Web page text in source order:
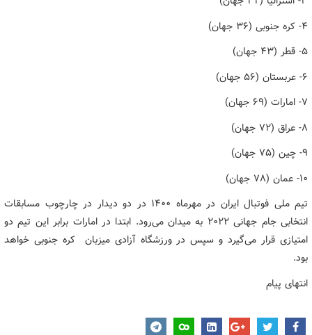
۴- کره جنوبی (۳۶ جهان)
۵- قطر (۴۳ جهان)
۶- عربستان (۵۶ جهان)
۷- امارات (۶۹ جهان)
۸- عراق (۷۲ جهان)
۹- چین (۷۵ جهان)
۱۰- عمان (۷۸ جهان)
تیم ملی فوتبال ایران در مهرماه ۱۴۰۰ در دو دیدار در چارچوب مسابقات
انتخابی جام جهانی ۲۰۲۲ به میدان می‌رود. ابتدا در امارات برابر این تیم دو
امتیازی قرار می‌گیرد و سپس در ورزشگاه آزادی میزبان کره جنوبی خواهد
بود.
انتهای پیام